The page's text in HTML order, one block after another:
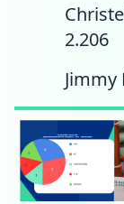
2.206
Jimmy